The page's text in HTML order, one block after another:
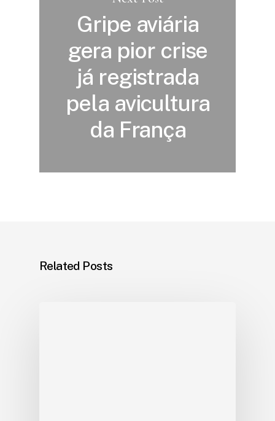
Gripe aviária
gera pior crise
já registrada
pela avicultura
da França
Related Posts